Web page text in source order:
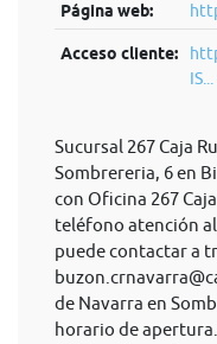
Página web:
Acceso cliente:
IS...
Sucursal 267 Caja
Sombrereria, 6 en
con Oficina 267
teléfono atención
puede contactar a
de Navarra en
horario de